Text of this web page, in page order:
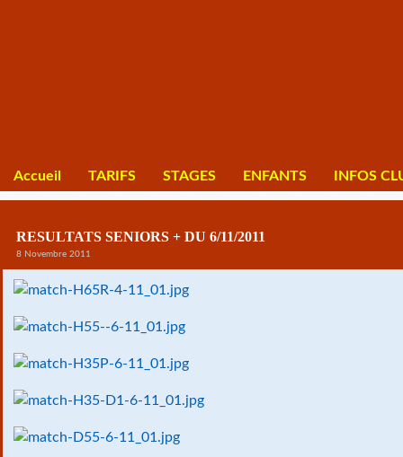
Accueil TARIFS STAGES ENFANTS INFOS
RESULTATS SENIORS + DU 6/11/2011
8 Novembre 2011